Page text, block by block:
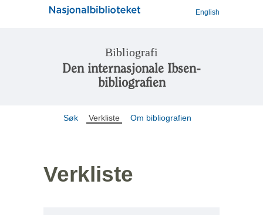
English
Bibliografi
Den internasjonale Ibsen-
bibliografien
Søk Verkliste Om bibliografien
Verkliste